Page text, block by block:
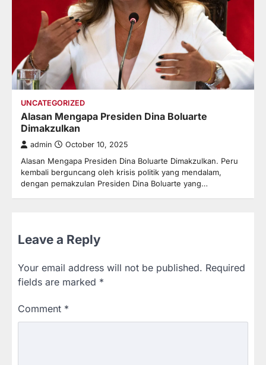
UNCATEGORIZED
Alasan Mengapa Presiden Dina Boluarte
Dimakzulkan
admin October 10, 2025
Alasan Mengapa Presiden Dina Boluarte Dimakzulkan. Peru
kembali berguncang oleh krisis politik yang mendalam,
dengan pemakzulan Presiden Dina Boluarte yang…
Leave a Reply
Your email address will not be published. Required
fields are marked *
Comment *